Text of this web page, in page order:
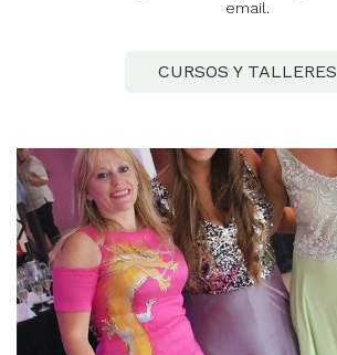
email.
CURSOS Y TALLERES